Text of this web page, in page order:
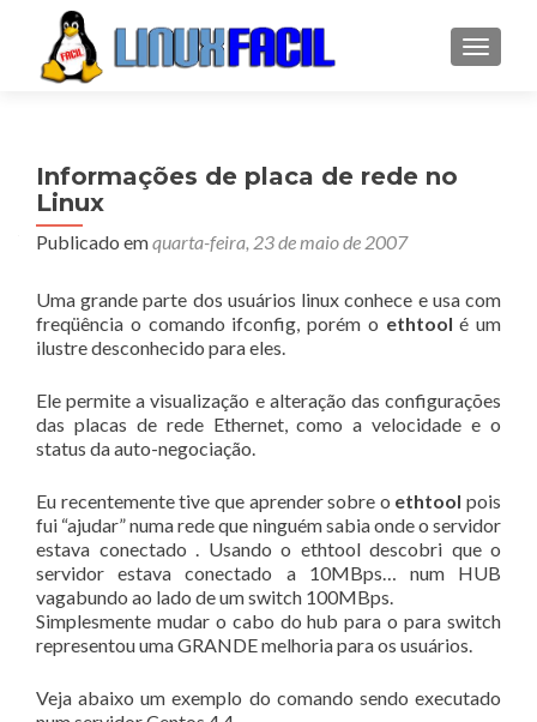
Informações de placa de rede no
Linux
Publicado emquarta-feira, 23 de maio de 2007
Uma grande parte dos usuários linux conhece e usa com
freqüência o comando ifconfig, porém o ethtoolé um
ilustre desconhecido para eles.
Ele permite a visualização e alteração das configurações
das placas de rede Ethernet, como a velocidade e o
status da auto-negociação.
Eu recentemente tive que aprender sobre o ethtool pois
fui “ajudar” numa rede que ninguém sabia onde o servidor
estava conectado . Usando o ethtool descobri que o
servidor estava conectado a 10MBps… num HUB
vagabundo ao lado de um switch 100MBps.
Simplesmente mudar o cabo do hub para o para switch
representou uma GRANDE melhoria para os usuários.
Veja abaixo um exemplo do comando sendo executado